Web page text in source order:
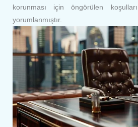
korunması için öngörülen
yorumlanmıştır.